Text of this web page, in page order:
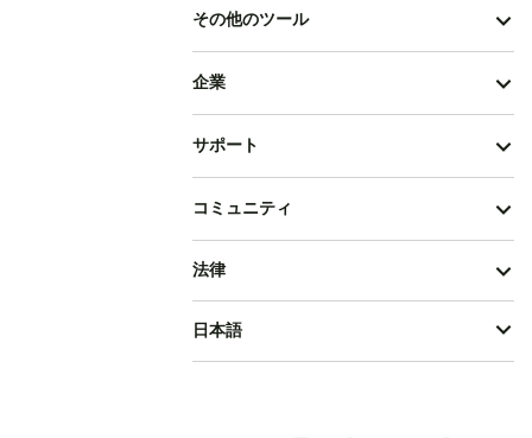
その他のツール
企業
サポート
コミュニティ
法律
日本語